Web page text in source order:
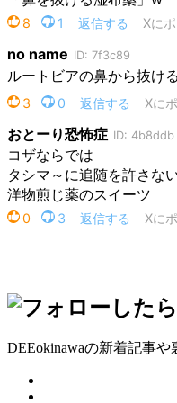
DEEokinawaの新着記事